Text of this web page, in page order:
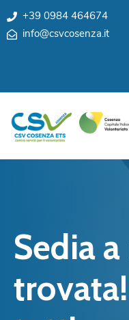
+39 0984 464674
info@csvcosenza.it
Sedi
Team
Cosenza
associazioni
Per
cittadini
Contatti
Orari
Sedia